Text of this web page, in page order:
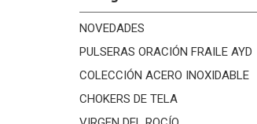
NOVEDADES
PULSERAS ORACIÓN FRAILE AYD
COLECCIÓN ACERO INOXIDABLE
CHOKERS DE TELA